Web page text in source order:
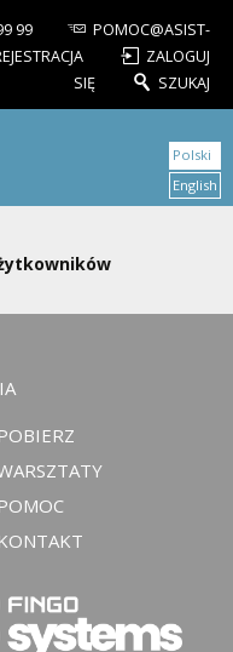
99
POMOC@ASIST-
ZALOGUJ
SIĘ
SZUKAJ
Polski
English
POBIERZ
POMOC
KONTAKT